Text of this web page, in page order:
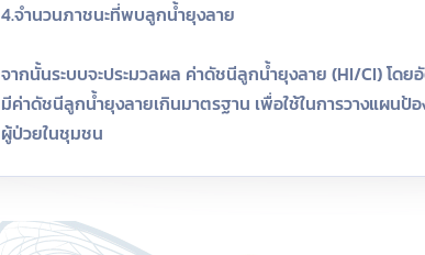
4.จำนวนภาชนะที่พบลูกน้ำยุงลาย
จากนั้นระบบจะประมวลผล ค่าดัชนีลูกน้ำยุงลาย (HI/CI) โ
มีค่าดัชนีลูกน้ำยุงลายเกินมาตรฐาน เพื่อใช้ในการวางแผน
ผู้ป่วยในชุมชน